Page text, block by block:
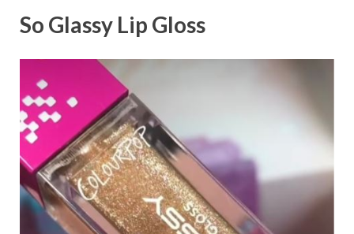
So Glassy Lip Gloss